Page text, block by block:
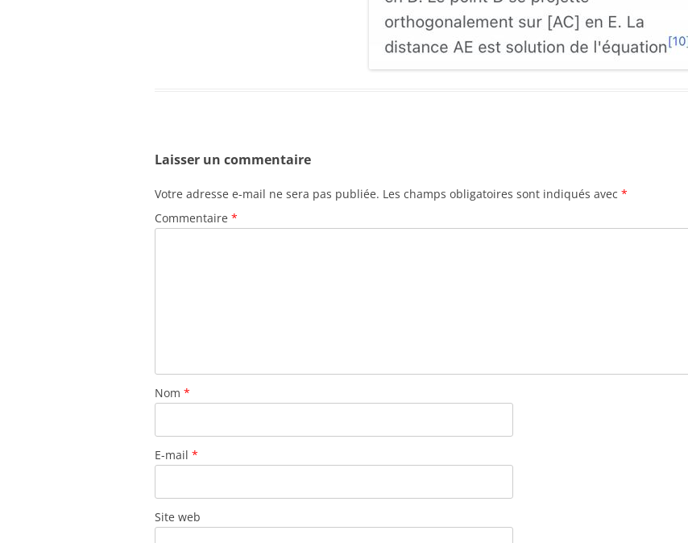
Laisser un commentaire
Votre adresse e-mail ne sera pas publiée. Les champs obligatoires sont indiqués avec *
Commentaire *
Nom *
E-mail *
Site web